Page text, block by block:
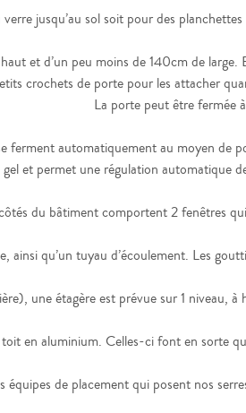
jusqu’au sol soit pour des
et d’un peu moins de 140cm de
crochets de porte pour les attacher
La porte peut être fermée
automatiquement au moyen de
et permet une régulation automatique
du bâtiment comportent 2 fenêtres
qu’un tuyau d’écoulement. Les
une étagère est prévue sur 1 niveau,
en aluminium. Celles-ci font en sorte
équipes de placement qui posent nos